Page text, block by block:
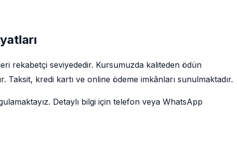
rekabetçi seviyededir. Kursumuzda kaliteden ödün
Taksit, kredi kartı ve online ödeme imkânları sunulmaktadır.
Detaylı bilgi için telefon veya WhatsApp